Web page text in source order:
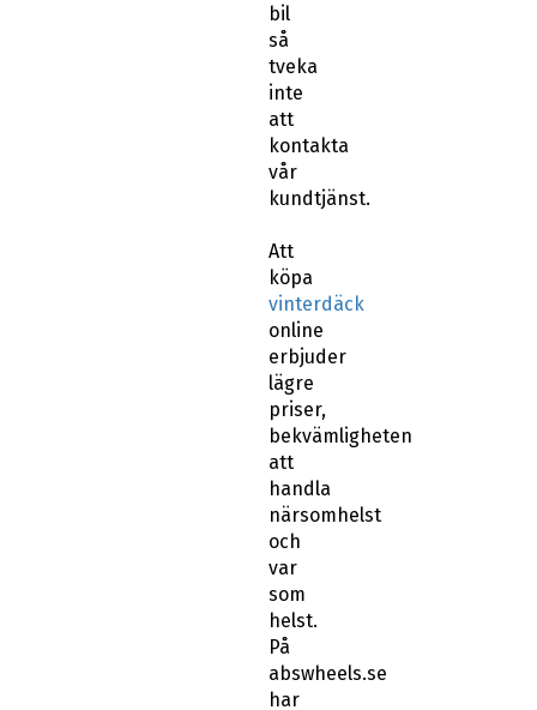
bil
så
tveka
inte
att
kontakta
vår
kundtjänst.
Att
köpa
vinterdäck
online
erbjuder
lägre
priser,
bekvämligheten
att
handla
närsomhelst
och
var
som
helst.
På
abswheels.se
har